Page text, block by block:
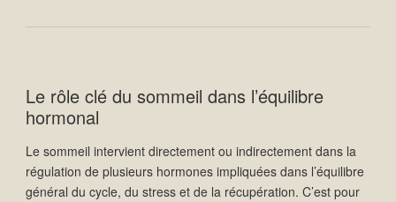
Le rôle clé du sommeil dans l’équilibre
hormonal
Le sommeil intervient directement ou indirectement dans la
régulation de plusieurs hormones impliquées dans l’équilibre
général du cycle, du stress et de la récupération. C’est pour